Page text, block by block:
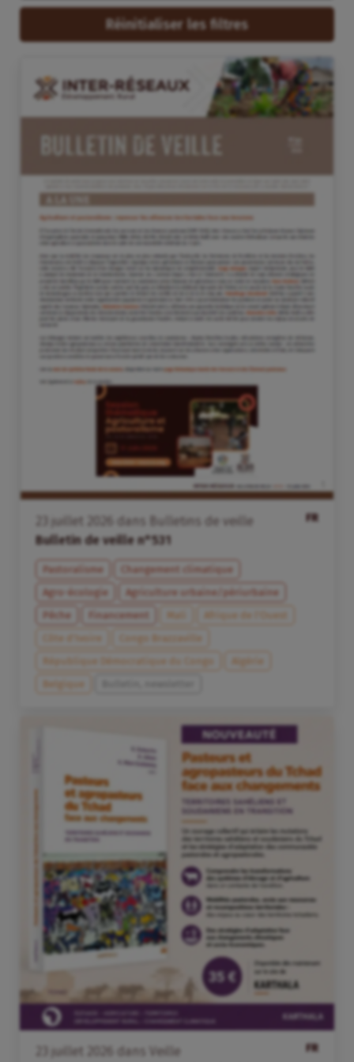
Réinitialiser les filtres
FR
juillet dans
Bulletins de veille
Bulletin de veille n°531
Pastoralisme
Changement climatique
Agro-écologie
Agriculture urbaine/périurbaine
Pêche
Financement
FR
juillet dans Veille